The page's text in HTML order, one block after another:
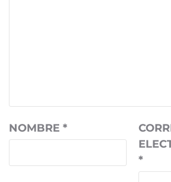
NOMBRE *
*